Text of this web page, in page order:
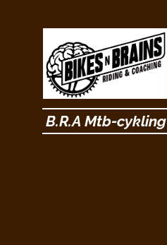
B.R.A Mtb-cykling